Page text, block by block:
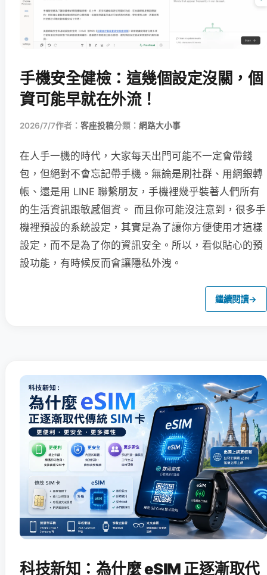
手機安全健檢：這幾個設定沒關，個
資可能早就在外流！
2026/7/7作者： 客座投稿分類： 網路大小事
在人手一機的時代，大家每天出門可能不一定會帶錢
包，但絕對不會忘記帶手機。無論是刷社群、用網銀轉
帳、還是用 LINE 聯繫朋友，手機裡幾乎裝著人們所有
的生活資訊跟敏感個資。 而且你可能沒注意到，很多手
機裡預設的系統設定，其實是為了讓你方便使用才這樣
設定，而不是為了你的資訊安全。所以，看似貼心的預
設功能，有時候反而會讓隱私外洩。
繼續閱讀→
科技新知：為什麼 eSIM 正逐漸取代